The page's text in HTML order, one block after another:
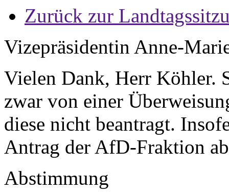
Zurück zur
Vizepräsidentin Anne-
Vielen Dank, Herr Köhler.
zwar von einer
diese nicht beantragt.
Antrag der AfD-Fraktion
Abstimmung